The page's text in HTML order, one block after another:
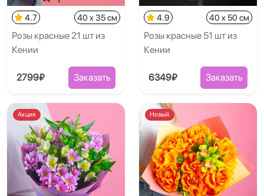
4.7 40 x 35 см
Розы красные 21 шт из
Кении
2799₽ Заказать
4.9 40 x 50 см
Розы красные 51 шт из
Кении
6349₽ Заказать
Акция Новый